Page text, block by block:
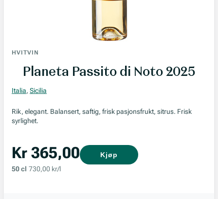
HVITVIN
Planeta Passito di Noto 2025
Italia, Sicilia
Rik, elegant. Balansert, saftig, frisk pasjonsfrukt, sitrus. Frisk
syrlighet.
Kr 365,00
50 cl 730,00 kr/l
Kjøp